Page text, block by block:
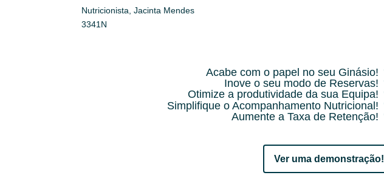
Nutricionista, Jacinta Mendes
3341N
Acabe com o papel no seu Ginásio!
Inove o seu modo de Reservas!
Otimize a produtividade da sua Equipa!
Simplifique o Acompanhamento Nutricional!
Aumente a Taxa de Retenção!
Ver uma demonstração!